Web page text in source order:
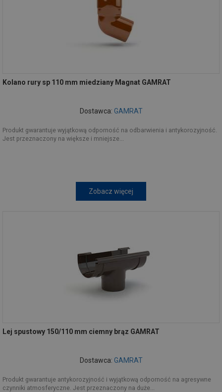
Kolano rury sp 110 mm miedziany Magnat GAMRAT
Dostawca: GAMRAT
Produkt gwarantuje wyjątkową odporność na odbarwienia i antykorozyjność.
Jest przeznaczony na większe i mniejsze...
Zobacz więcej
Lej spustowy 150/110 mm ciemny brąz GAMRAT
Dostawca: GAMRAT
Produkt gwarantuje antykorozyjność i wyjątkową odporność na agresywne
czynniki atmosferyczne. Jest przeznaczony na duże...